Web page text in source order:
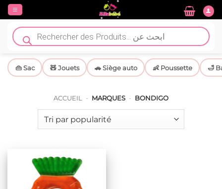
Passer
contenu
Recherche
de
produits
👜 Sac 🧸 Jouets 🚗 Siège auto 👶 Poussette 🛁
ACCUEIL - MARQUES - BONDIGO